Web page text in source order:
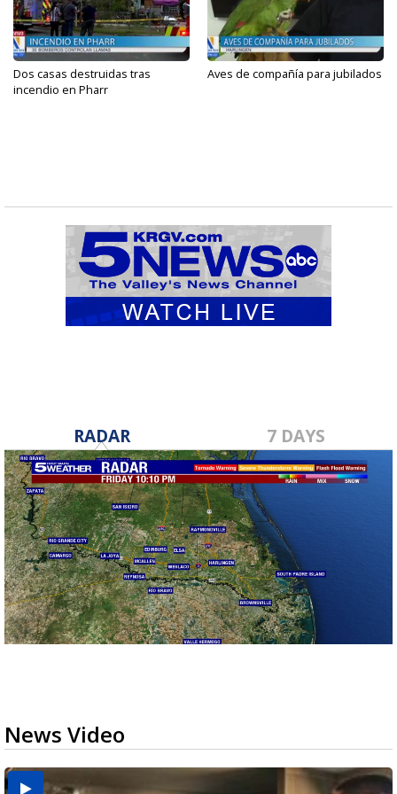
Dos casas destruidas tras
incendio en Pharr
Aves de compañía para jubilados
RADAR 7 DAYS
News Video